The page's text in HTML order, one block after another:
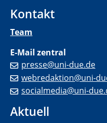
Kontakt
Team
E-Mail zentral
presse@uni-due.de
webredaktion@uni-
socialmedia@uni-
Aktuell